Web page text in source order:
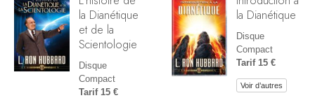
la Dianétique
et de la
Scientologie
Disque
Compact
Tarif 15 €
la Dianétique
Disque
Compact
Tarif 15 €
Voir d’autres